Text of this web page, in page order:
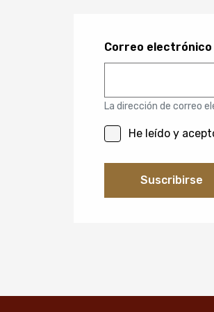
Correo electrónico
La dirección de correo
He leído y